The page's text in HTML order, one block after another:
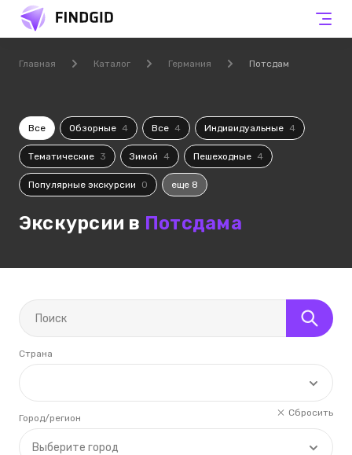
Главная Каталог Германия Потсдам
Все Обзорные 4 Все 4 Индивидуальные 4
Тематические 3 Зимой 4 Пешеходные 4
Популярные экскурсии 0 еще 8
Экскурсии в Потсдама
Страна
Сбросить
Выберите город
Город/регион